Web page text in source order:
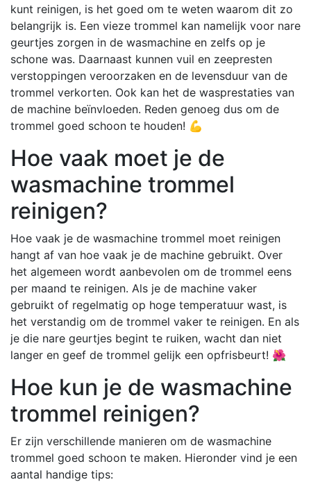
kunt reinigen, is het goed om te weten waarom dit zo
belangrijk is. Een vieze trommel kan namelijk voor nare
geurtjes zorgen in de wasmachine en zelfs op je
schone was. Daarnaast kunnen vuil en zeepresten
verstoppingen veroorzaken en de levensduur van de
trommel verkorten. Ook kan het de wasprestaties van
de machine beïnvloeden. Reden genoeg dus om de
trommel goed schoon te houden! 💪
Hoe vaak moet je de
wasmachine trommel
reinigen?
Hoe vaak je de wasmachine trommel moet reinigen
hangt af van hoe vaak je de machine gebruikt. Over
het algemeen wordt aanbevolen om de trommel eens
per maand te reinigen. Als je de machine vaker
gebruikt of regelmatig op hoge temperatuur wast, is
het verstandig om de trommel vaker te reinigen. En als
je die nare geurtjes begint te ruiken, wacht dan niet
langer en geef de trommel gelijk een opfrisbeurt! 🌺
Hoe kun je de wasmachine
trommel reinigen?
Er zijn verschillende manieren om de wasmachine
trommel goed schoon te maken. Hieronder vind je een
aantal handige tips: